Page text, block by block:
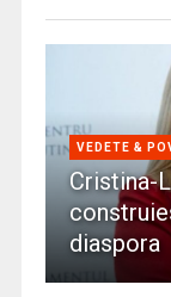
VEDETE &
Cristina-
diaspora